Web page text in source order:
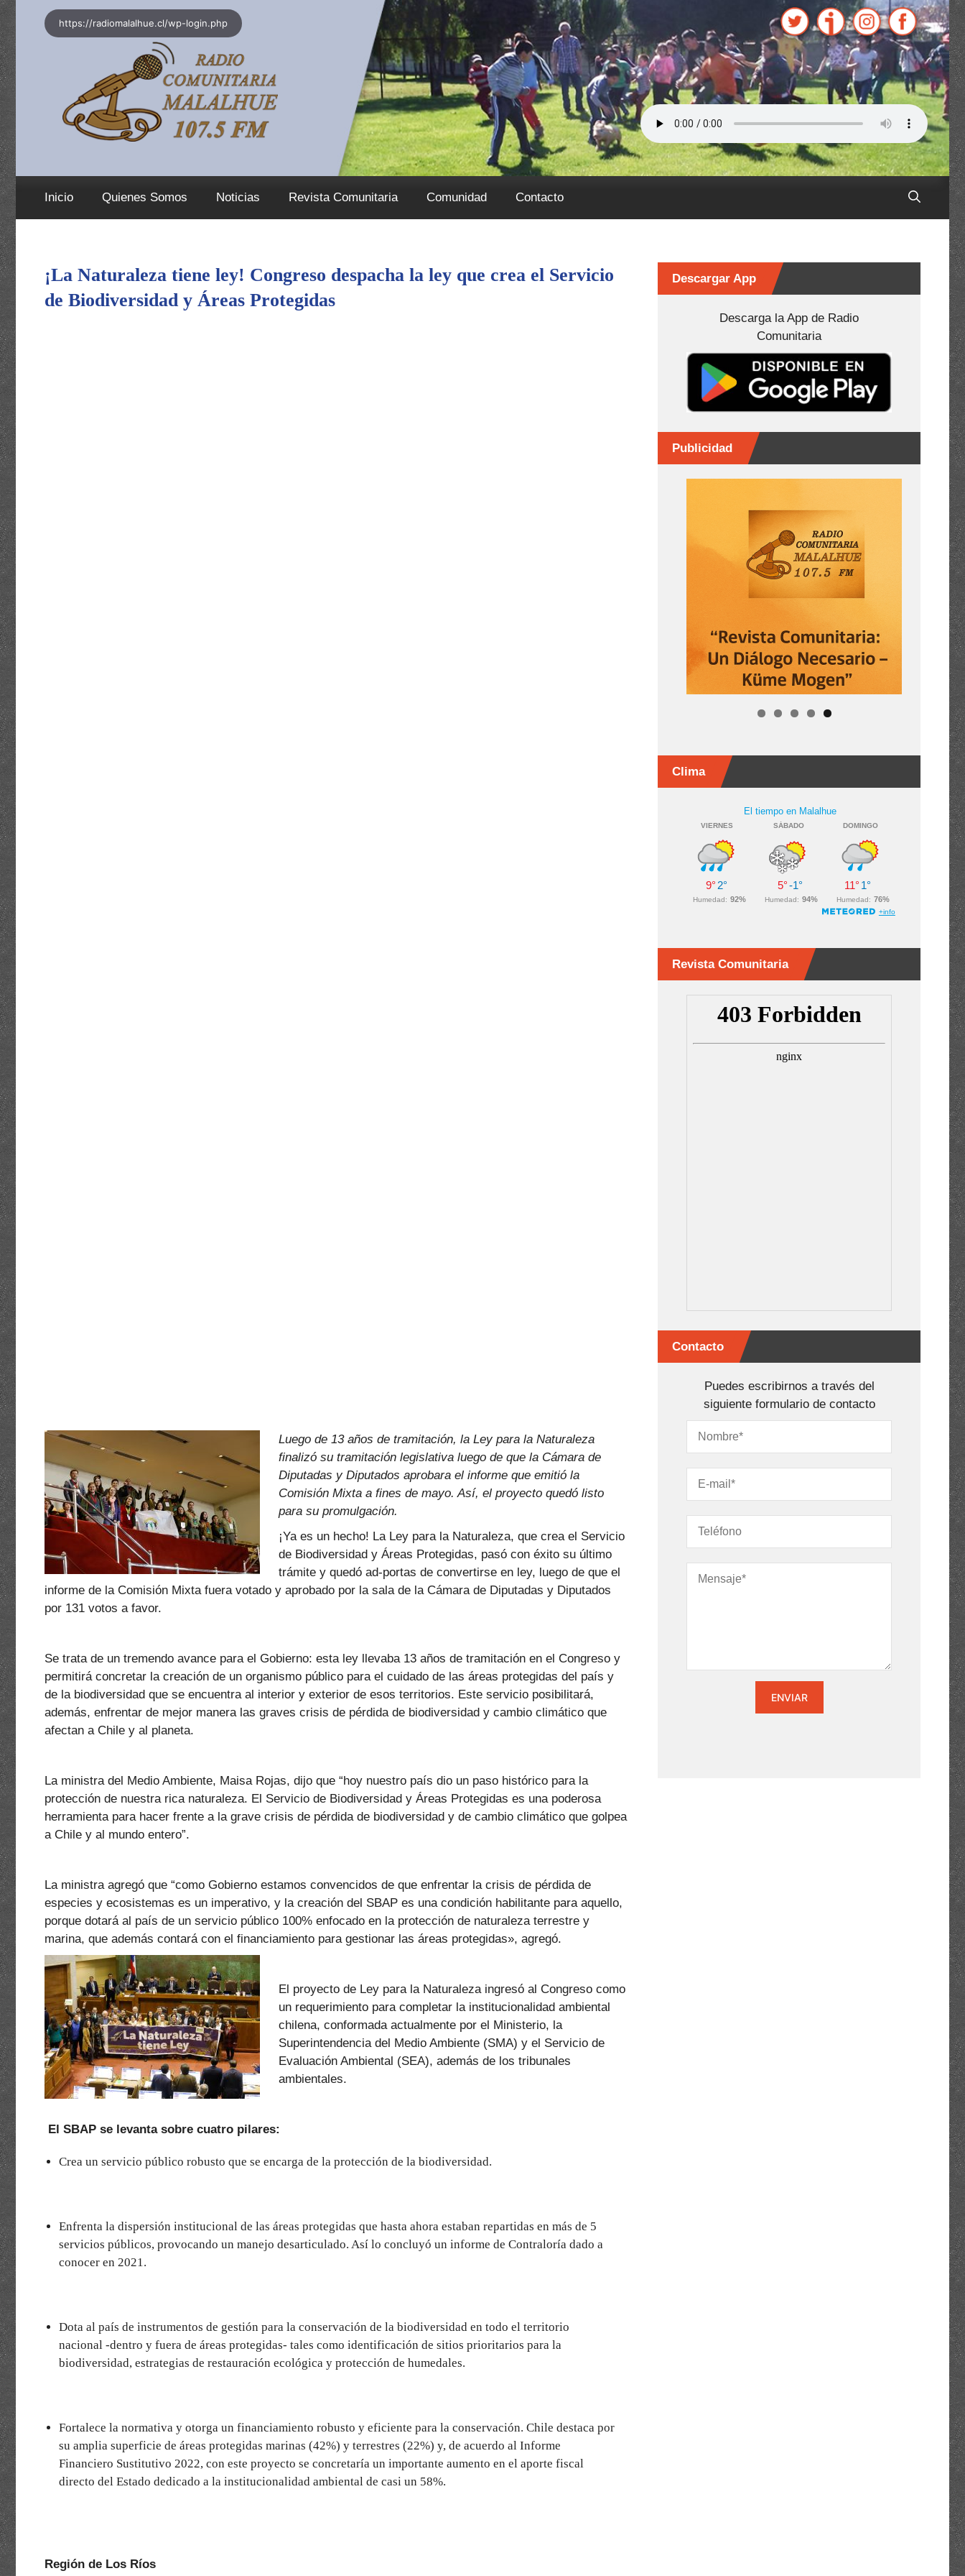
Saltar
al
contenido
https://radiomalalhue.cl/wp-login.php
Inicio Quienes Somos Noticias Revista Comunitaria Comunidad Contacto
¡La Naturaleza tiene ley! Congreso despacha la ley que crea el Servicio
de Biodiversidad y Áreas Protegidas
Luego de 13 años de tramitación, la Ley para la Naturaleza
finalizó su tramitación legislativa luego de que la Cámara de
Diputadas y Diputados aprobara el informe que emitió la
Comisión Mixta a fines de mayo. Así, el proyecto quedó listo
para su promulgación.
¡Ya es un hecho! La Ley para la Naturaleza, que crea el Servicio
de Biodiversidad y Áreas Protegidas, pasó con éxito su último
trámite y quedó ad-portas de convertirse en ley, luego de que el
informe de la Comisión Mixta fuera votado y aprobado por la sala de la Cámara de Diputadas y Diputados
por 131 votos a favor.
Se trata de un tremendo avance para el Gobierno: esta ley llevaba 13 años de tramitación en el Congreso y
permitirá concretar la creación de un organismo público para el cuidado de las áreas protegidas del país y
de la biodiversidad que se encuentra al interior y exterior de esos territorios. Este servicio posibilitará,
además, enfrentar de mejor manera las graves crisis de pérdida de biodiversidad y cambio climático que
afectan a Chile y al planeta.
La ministra del Medio Ambiente, Maisa Rojas, dijo que “hoy nuestro país dio un paso histórico para la
protección de nuestra rica naturaleza. El Servicio de Biodiversidad y Áreas Protegidas es una poderosa
herramienta para hacer frente a la grave crisis de pérdida de biodiversidad y de cambio climático que golpea
a Chile y al mundo entero”.
La ministra agregó que “como Gobierno estamos convencidos de que enfrentar la crisis de pérdida de
especies y ecosistemas es un imperativo, y la creación del SBAP es una condición habilitante para aquello,
porque dotará al país de un servicio público 100% enfocado en la protección de naturaleza terrestre y
marina, que además contará con el financiamiento para gestionar las áreas protegidas», agregó.
El proyecto de Ley para la Naturaleza ingresó al Congreso como
un requerimiento para completar la institucionalidad ambiental
chilena, conformada actualmente por el Ministerio, la
Superintendencia del Medio Ambiente (SMA) y el Servicio de
Evaluación Ambiental (SEA), además de los tribunales
ambientales.
El SBAP se levanta sobre cuatro pilares:
Crea un servicio público robusto que se encarga de la protección de la biodiversidad.
Enfrenta la dispersión institucional de las áreas protegidas que hasta ahora estaban repartidas en más de 5
servicios públicos, provocando un manejo desarticulado. Así lo concluyó un informe de Contraloría dado a
conocer en 2021.
Dota al país de instrumentos de gestión para la conservación de la biodiversidad en todo el territorio
nacional -dentro y fuera de áreas protegidas- tales como identificación de sitios prioritarios para la
biodiversidad, estrategias de restauración ecológica y protección de humedales.
Fortalece la normativa y otorga un financiamiento robusto y eficiente para la conservación. Chile destaca por
su amplia superficie de áreas protegidas marinas (42%) y terrestres (22%) y, de acuerdo al Informe
Financiero Sustitutivo 2022, con este proyecto se concretaría un importante aumento en el aporte fiscal
directo del Estado dedicado a la institucionalidad ambiental de casi un 58%.
Región de Los Ríos
Descargar App
Descarga la App de Radio
Comunitaria
Publicidad
Clima
Revista Comunitaria
Contacto
Puedes escribirnos a través del
siguiente formulario de contacto